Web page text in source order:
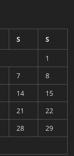
S S
1
7
8
14
15
21
22
28
29